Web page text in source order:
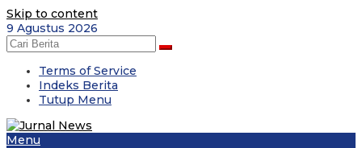
Skip to content
9 Agustus 2026
Terms of Service
Indeks Berita
Tutup Menu
Menu